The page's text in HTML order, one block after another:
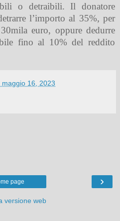
o detraibili. Il donatore
l’importo al 35%, per
euro, oppure dedurre
fino al 10% del reddito
16, 2023
›
page
versione web